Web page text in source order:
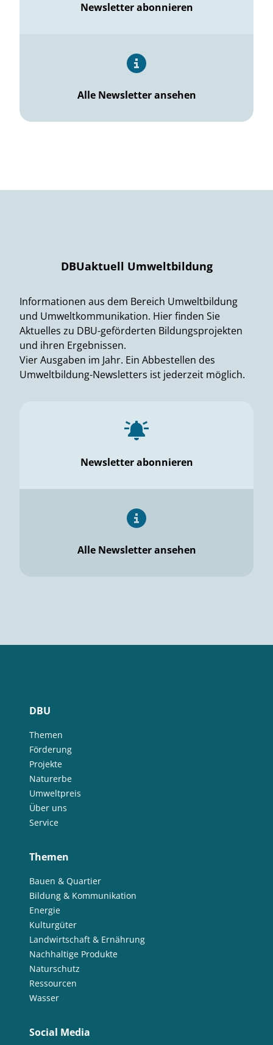
Newsletter abonnieren
Alle Newsletter ansehen
DBUaktuell Umweltbildung
Informationen aus dem Bereich Umweltbildung
und Umweltkommunikation. Hier finden Sie
Aktuelles zu DBU-geförderten Bildungsprojekten
und ihren Ergebnissen.
Vier Ausgaben im Jahr. Ein Abbestellen des
Umweltbildung-Newsletters ist jederzeit möglich.
Newsletter abonnieren
Alle Newsletter ansehen
DBU
Themen
Förderung
Projekte
Naturerbe
Umweltpreis
Über uns
Service
Themen
Bauen & Quartier
Bildung & Kommunikation
Energie
Kulturgüter
Landwirtschaft & Ernährung
Nachhaltige Produkte
Naturschutz
Ressourcen
Wasser
Social Media